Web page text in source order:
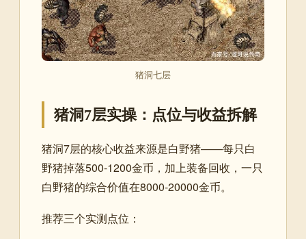
猪洞七层
猪洞7层实操：点位与收益拆解
猪洞7层的核心收益来源是白野猪——每只白
野猪掉落500-1200金币，加上装备回收，一只
白野猪的综合价值在8000-20000金币。
推荐三个实测点位：